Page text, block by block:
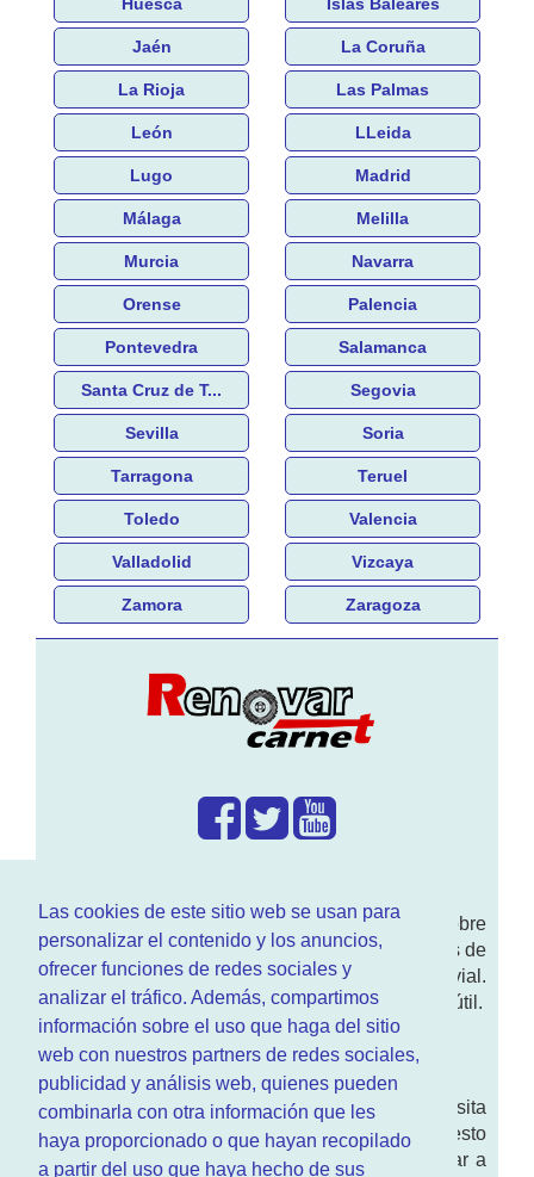
Las cookies de este sitio web se usan para
personalizar el contenido y los anuncios,
ofrecer funciones de redes sociales y
analizar el tráfico. Además, compartimos
información sobre el uso que haga del sitio
web con nuestros partners de redes sociales,
publicidad y análisis web, quienes pueden
combinarla con otra información que les
haya proporcionado o que hayan recopilado
a partir del uso que haya hecho de sus
Jaén La Coruña
La Rioja Las Palmas
León LLeida
Lugo Madrid
Málaga Melilla
Murcia Navarra
Orense Palencia
Pontevedra Salamanca
Santa Cruz de T... Segovia
Sevilla Soria
Tarragona Teruel
Toledo Valencia
Valladolid Vizcaya
Zamora Zaragoza
Enwww.RenovarCarnet.comTe contamos sobre
larenovación del permisode conducir, noticias de
actualidad motor y sobre todo seguridad vial.
Ademas tenemos todo tipo de información DGT útil.
¿Quienes somos?
Quieres saber quien mantiene la pagina, visita
nuestrasección de contacto. Aquí tienes nuesto
aviso legal
. Basicamente no queremos engañar a